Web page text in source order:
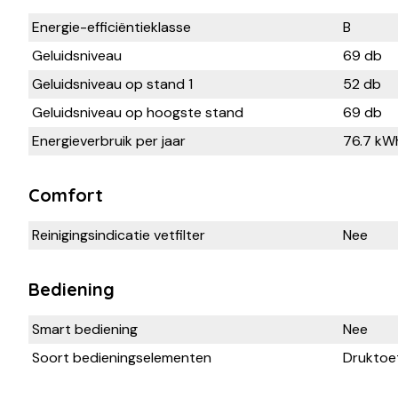
Energie-efficiëntieklasse
B
Geluidsniveau
69 db
Geluidsniveau op stand 1
52 db
Geluidsniveau op hoogste stand
69 db
Energieverbruik per jaar
76.7
Comfort
Reinigingsindicatie vetfilter Nee
Bediening
Smart bediening
Nee
Soort bedieningselementen